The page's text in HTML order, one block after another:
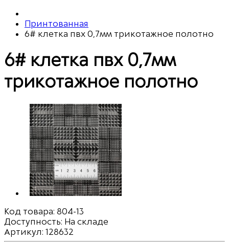
Принтованная
6# клетка пвх 0,7мм трикотажное полотно
6# клетка пвх 0,7мм
трикотажное полотно
Код товара: 804-13
Доступность: На складе
Артикул: 128632